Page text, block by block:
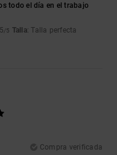
todo el día en el trabajo
/5 Talla: Talla perfecta
Compra verificada